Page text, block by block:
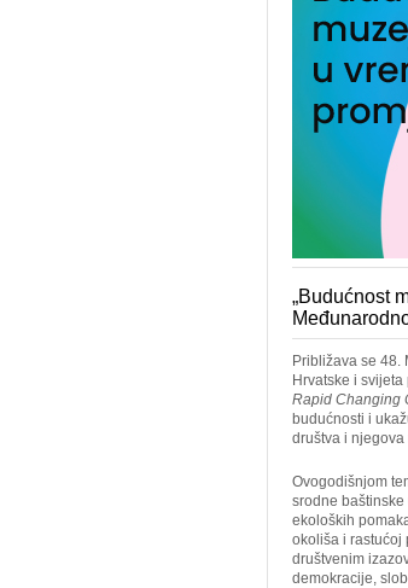
„Budućnost
Približava se
Hrvatske i
Rapid Changing
budućnosti i
društva i njegova
Ovogodišnjom
srodne
ekoloških
okoliša i rastućoj
društvenim
demokracije,